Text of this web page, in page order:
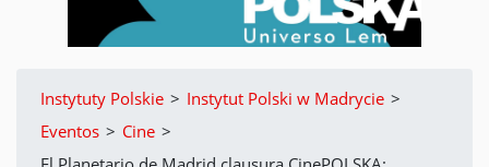
Instytuty Polskie > Instytut Polski w Madrycie >
Eventos > Cine >